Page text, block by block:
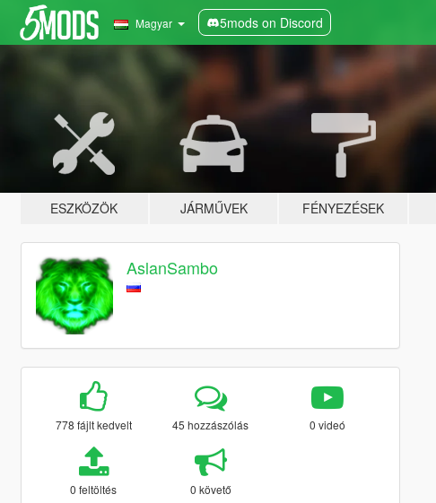
Magyar 5mods on Discord
ESZKÖZÖK JÁRMŰVEK FÉNYEZÉSEK
AslanSambo
778 fájlt kedvelt 45 hozzászólás 0 videó
0 feltöltés 0 követő